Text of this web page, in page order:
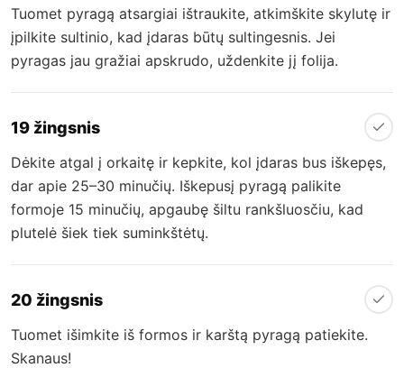
Tuomet pyragą atsargiai ištraukite, atkimškite skylutę ir
įpilkite sultinio, kad įdaras būtų sultingesnis. Jei
pyragas jau gražiai apskrudo, uždenkite jį folija.
19 žingsnis
Dėkite atgal į orkaitę ir kepkite, kol įdaras bus iškepęs,
dar apie 25–30 minučių. Iškepusį pyragą palikite
formoje 15 minučių, apgaubę šiltu rankšluosčiu, kad
plutelė šiek tiek suminkštėtų.
20 žingsnis
Tuomet išimkite iš formos ir karštą pyragą patiekite.
Skanaus!